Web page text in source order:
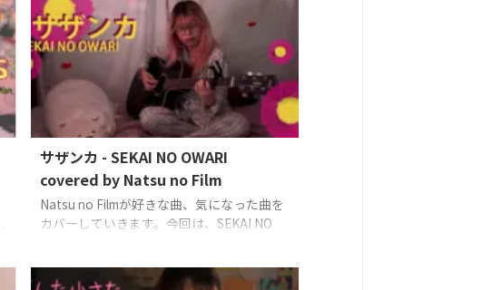
サザンカ - SEKAI NO OWARI
covered by Natsu no Film
Natsu no Filmが好きな曲、気になった曲を
カバーしていきます。今回は、SEKAI NO